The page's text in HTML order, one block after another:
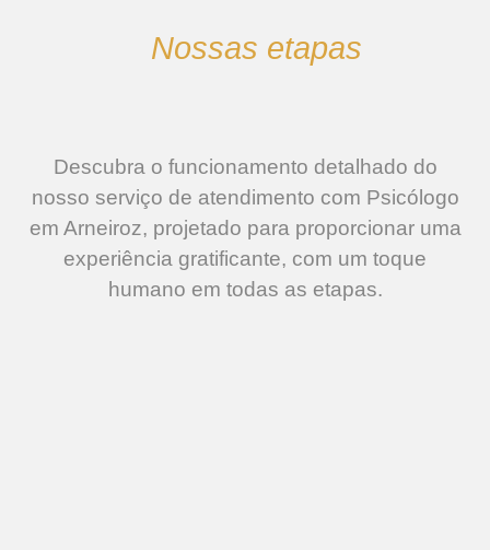
Nossas etapas
Descubra o funcionamento detalhado do
nosso serviço de atendimento com Psicólogo
em Arneiroz, projetado para proporcionar uma
experiência gratificante, com um toque
humano em todas as etapas.